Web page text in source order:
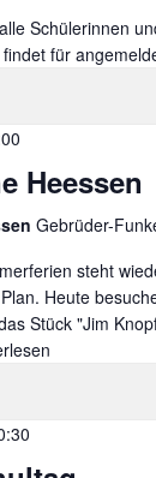
Schülerinnen
für
Heessen
Gebrüder-
steht
Heute
Stück "Jim